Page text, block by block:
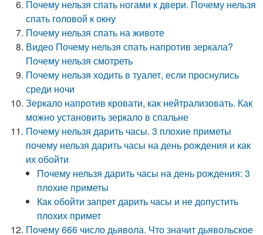
Почему нельзя спать ногами к двери. Почему нельзя
спать головой к окну
Почему нельзя спать на животе
Видео Почему нельзя спать напротив зеркала?
Почему нельзя смотреть
Почему нельзя ходить в туалет, если проснулись
среди ночи
Зеркало напротив кровати, как нейтрализовать. Как
можно установить зеркало в спальне
Почему нельзя дарить часы. 3 плохие приметы
почему нельзя дарить часы на день рождения и как
их обойти
Почему нельзя дарить часы на день рождения: 3
плохие приметы
Как обойти запрет дарить часы и не допустить
плохих примет
Почему 666 число дьявола. Что значит дьявольское